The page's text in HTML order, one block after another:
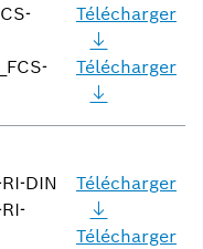
Télécharger
Télécharger
DIN
Télécharger
Télécharger